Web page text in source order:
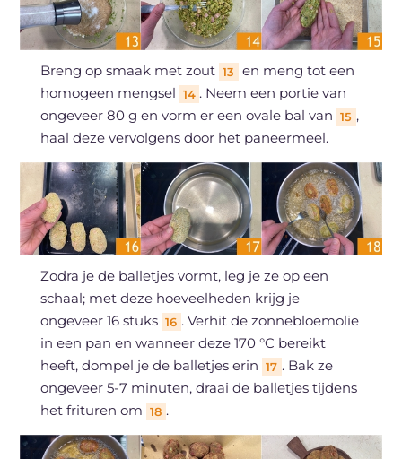
Breng op smaak met zout 13
en meng tot een
homogeen mengsel 14 . Neem een portie van
ongeveer 80 g en vorm er een ovale bal van 15 ,
haal deze vervolgens door het paneermeel.
Zodra je de balletjes vormt, leg je ze op een
schaal; met deze hoeveelheden krijg je
ongeveer 16 stuks 16 . Verhit de zonnebloemolie
in een pan en wanneer deze 170 °C bereikt
heeft, dompel je de balletjes erin 17 . Bak ze
ongeveer 5-7 minuten, draai de balletjes tijdens
het frituren om 18 .